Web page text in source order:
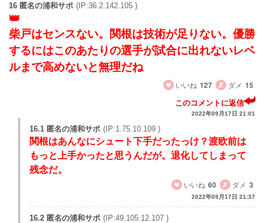
16 匿名の浦和サポ (IP:36.2.142.105 )
柴戸はセンスない。関根は技術が足りない。優勝
するにはこのあたりの選手が試合に出れないレベ
ルまで高めないと無理だね
いいね 127 ダメ 15
このコメントに返信
2022年09月17日 21:01
16.1 匿名の浦和サポ (IP:1.75.10.109 )
関根はあんなにシュート下手だったっけ？渡欧前は
もっと上手かったと思うんだが。退化してしまって
残念だ。
いいね 60 ダメ 3
2022年09月17日 21:37
16.2 匿名の浦和サポ (IP:49.105.12.107 )